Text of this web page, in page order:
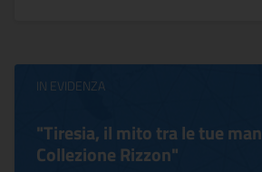
IN EVIDENZA
"Tiresia, il mito tra le tue
Collezione Rizzon"